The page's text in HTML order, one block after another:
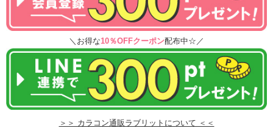
＼お得な10％OFFクーポン配布中☆／
＞＞ カラコン通販ラブリットについて ＜＜